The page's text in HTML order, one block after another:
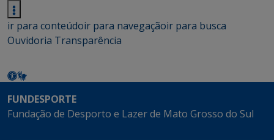
ir para conteúdoir para navegaçãoir para busca
Ouvidoria Transparência
FUNDESPORTE
Fundação de Desporto e Lazer de Mato Grosso do Sul